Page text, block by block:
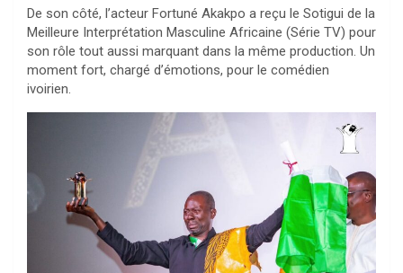
De son côté, l’acteur Fortuné Akakpo a reçu le Sotigui de la
Meilleure Interprétation Masculine Africaine (Série TV) pour
son rôle tout aussi marquant dans la même production. Un
moment fort, chargé d’émotions, pour le comédien
ivoirien.